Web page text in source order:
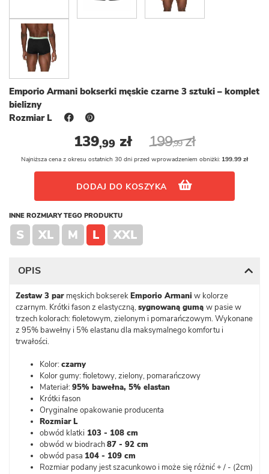
Emporio Armani bokserki męskie czarne 3 sztuki – komplet
bielizny
Rozmiar L
139,99 zł 199,99zł
Najniższa cena z okresu ostatnich 30 dni przed wprowadzeniem obniżki: 199.99 zł
DODAJ DO KOSZYKA
INNE ROZMIARY TEGO PRODUKTU
S XL M L XXL
OPIS
Zestaw 3 par męskich bokserekEmporio Armani w kolorze
czarnym. Krótki fason z elastyczną,sygnowaną gumą w pasie w
trzech kolorach: fioletowym, zielonym i pomarańczowym. Wykonane
z 95% bawełny i 5% elastanu dla maksymalnego komfortu i
trwałości.
Kolor:czarny
Kolor gumy: fioletowy, zielony, pomarańczowy
Materiał:95% bawełna, 5% elastan
Krótki fason
Oryginalne opakowanie producenta
Rozmiar L
obwód klatki 103 - 108 cm
obwód w biodrach87 - 92 cm
obwód pasa 104 - 109 cm
Rozmiar podany jest szacunkowo i może się różnić + / - (2cm)